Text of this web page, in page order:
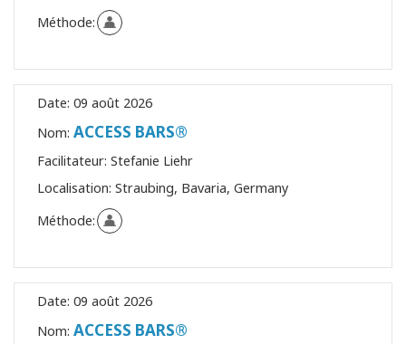
Méthode:
Date: 09 août 2026
Nom: ACCESS BARS®
Facilitateur: Stefanie Liehr
Localisation: Straubing, Bavaria, Germany
Méthode:
Date: 09 août 2026
Nom: ACCESS BARS®